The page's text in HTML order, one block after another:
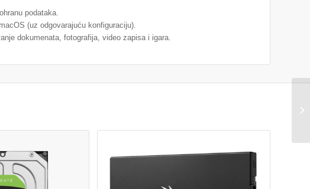
podataka.
(uz odgovarajuću konfiguraciju).
dokumenata, fotografija, video zapisa i igara.